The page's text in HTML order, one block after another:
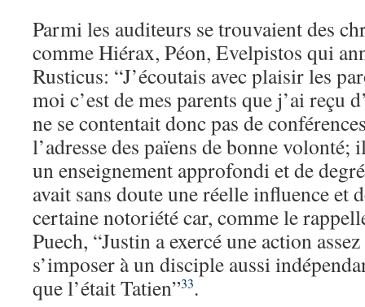
Parmi les auditeurs se trouvaient des
comme Hiérax, Péon, Evelpistos qui
Rusticus: “J’écoutais avec plaisir les
moi c’est de mes parents que j’ai reçu
ne se contentait donc pas de
l’adresse des païens de bonne volonté;
un enseignement approfondi et de
avait sans doute une réelle influence et
certaine notoriété car, comme le
Puech, “Justin a exercé une action
s’imposer à un disciple aussi
que l’était Tatien”33.